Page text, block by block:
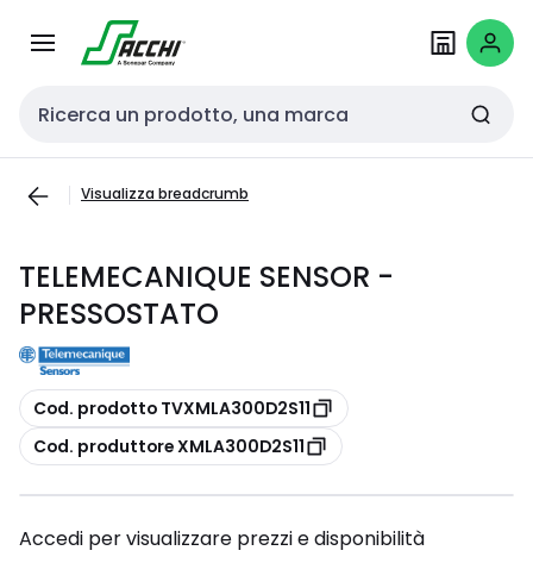
navigazionecontenuto
Cerca input
Visualizza breadcrumb
TELEMECANIQUE SENSOR -
PRESSOSTATO
copia
Cod. prodotto TVXMLA300D2S11
copia
Cod. produttore XMLA300D2S11
Accedi per visualizzare prezzi e disponibilità